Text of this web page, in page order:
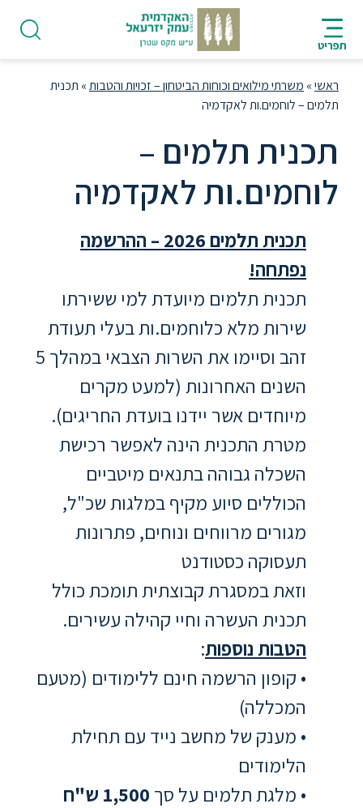
לתוכן
מרכזי
העמוד
תפריט
AR
ללימודי
אנגלית
המרכז
אקדמי
לימודי
והמשך
מתעניינים
סטודנטים
ראשי» משרתי מילואים וכוחות הביטחון – זכויות והטבות» תכנית
תלמים – לוחמים.ות לאקדמיה
תכנית תלמים –
לוחמים.ות לאקדמיה
תכנית תלמים 2026 – ההרשמה
נפתחה!
תכנית תלמים מיועדת למי ששירתו
שירות מלא כלוחמים.ות בעלי תעודת
זהב וסיימו את השרות הצבאי במהלך 5
השנים האחרונות (למעט מקרים
מיוחדים אשר יידנו בועדת החריגים).
מטרת התכנית הינה לאפשר רכישת
השכלה גבוהה בתנאים מיטביים
הכוללים סיוע מקיף במלגות שכ"ל,
מגורים מרווחים ונוחים, פתרונות
תעסוקה כסטודנט
וזאת במסגרת קבוצתית תומכת כולל
תכנית העשרה וחיי קהילה עשירים.
הטבות נוספות:
• קופון הרשמה חינם ללימודים (מטעם
המכללה)
• מענק של מחשב נייד עם תחילת
הלימודים
• מלגת תלמים על סך 1,500 ש"ח